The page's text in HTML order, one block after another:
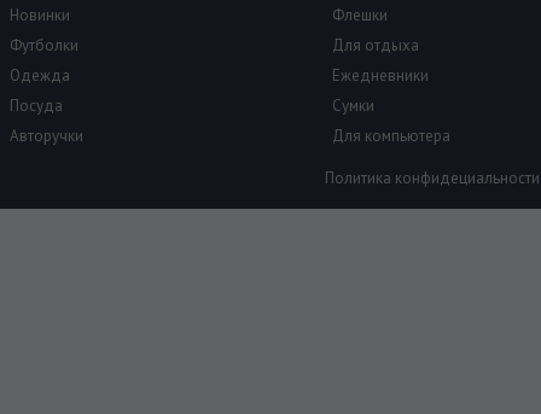
Новинки
Флешки
Футболки
Для отдыха
Одежда
Ежедневники
Посуда
Сумки
Авторучки
Для компьютера
Политика конфидециальности